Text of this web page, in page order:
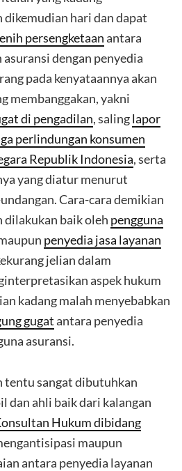
hari dan dapat
persengketaanantara
asuransi dengan penyedia
pada kenyataannya akan
membanggakan, yakni
di pengadilan, salinglapor
perlindungan konsumen
Republik Indonesia, serta
yang diatur menurut
Cara-cara demikian
dilakukan baik oleh pengguna
penyedia jasa layanan
jelian dalam
aspek hukum
kadang malah menyebabkan
gugatantara penyedia
asuransi.
tentu sangat dibutuhkan
dan ahli baik dari kalangan
Hukum dibidang
maupun
antara penyedia layanan